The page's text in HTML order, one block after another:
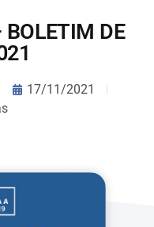
BOLETIM DE
17/11/2021